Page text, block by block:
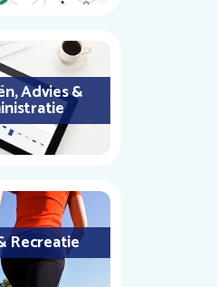
Advies &
Recreatie